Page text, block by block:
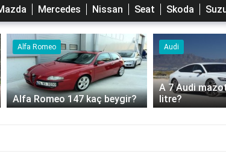
Mercedes Nissan Seat Skoda
Alfa Romeo
Alfa Romeo 147 kaç beygir?
Audi
A 7 Audi
litre?